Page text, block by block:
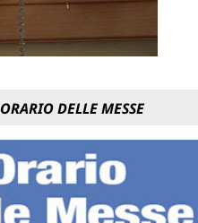
ORARIO DELLE MESSE